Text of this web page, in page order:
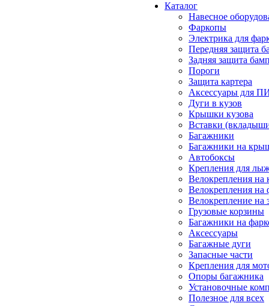
Каталог
Навесное
Фаркопы
Электрика для
Передняя защита
Задняя защита
Пороги
Защита картера
Аксессуары для
Дуги в кузов
Крышки кузова
Вставки
Багажники
Багажники на
Автобоксы
Крепления для
Велокрепления
Велокрепления на
Велокрепление на
Грузовые корзины
Багажники на
Аксессуары
Багажные дуги
Запасные части
Крепления для
Опоры багажника
Установочные
Полезное для всех